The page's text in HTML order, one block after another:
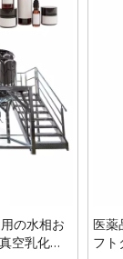
の水相お
空乳化混
医薬
フト